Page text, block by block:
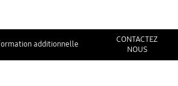
additionnelle
CONTACTEZ
NOUS